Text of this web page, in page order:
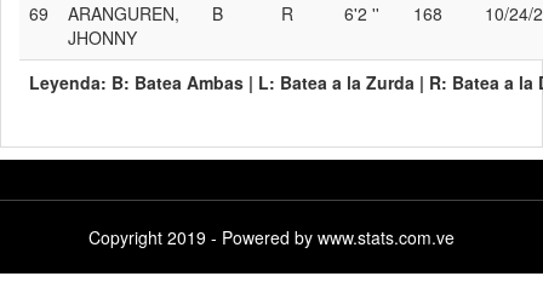
69
ARANGUREN,
JHONNY
B R 6'2 '' 168 10/24/
Leyenda: B: Batea Ambas | L: Batea a la Zurda | R: Batea a la
Copyright 2019 - Powered by www.stats.com.ve